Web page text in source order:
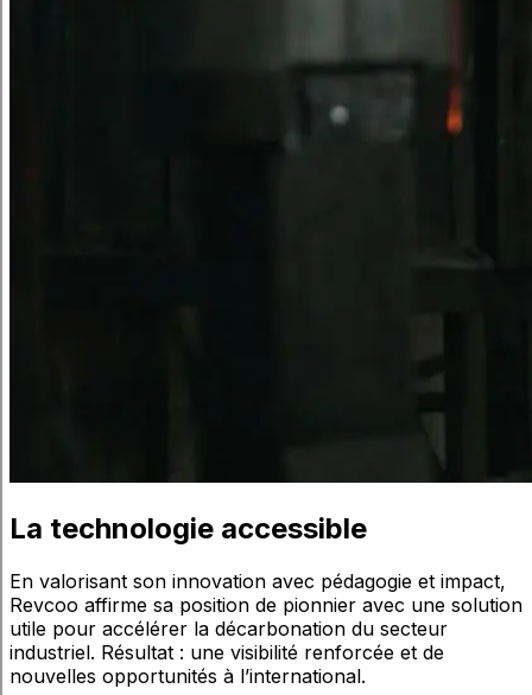
La technologie accessible
En valorisant son innovation avec pédagogie et impact,
Revcoo affirme sa position de pionnier avec une solution
utile pour accélérer la décarbonation du secteur
industriel. Résultat : une visibilité renforcée et de
nouvelles opportunités à l’international.